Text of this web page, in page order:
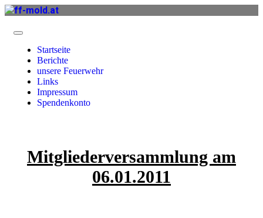
Startseite
Berichte
unsere Feuerwehr
Links
Impressum
Spendenkonto
Mitgliederversammlung am
06.01.2011